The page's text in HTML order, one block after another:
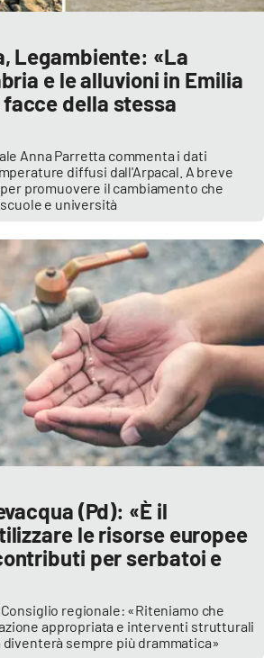
Legambiente: «La
e le alluvioni in Emilia
facce della stessa
Anna Parretta commenta i dati
diffusi dall'Arpacal. A breve
promuovere il cambiamento che
e università
(Pd): «È il
le risorse europee
per serbatoi e
regionale: «Riteniamo che
appropriata e interventi strutturali
sempre più drammatica»